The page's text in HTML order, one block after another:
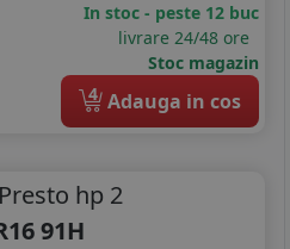
In stoc - peste 12 buc
livrare 24/48 ore
Stoc magazin
4 Adauga in cos
Presto hp 2
91H